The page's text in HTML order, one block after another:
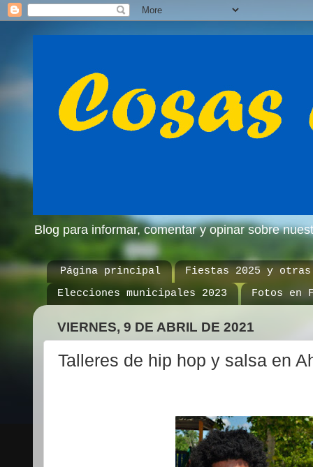
Blog para informar, comentar y opinar sobre
Página principal
Fiestas 2025 y otras
Elecciones municipales 2023
Fotos en
VIERNES, 9 DE ABRIL DE 2021
Talleres de hip hop y salsa en